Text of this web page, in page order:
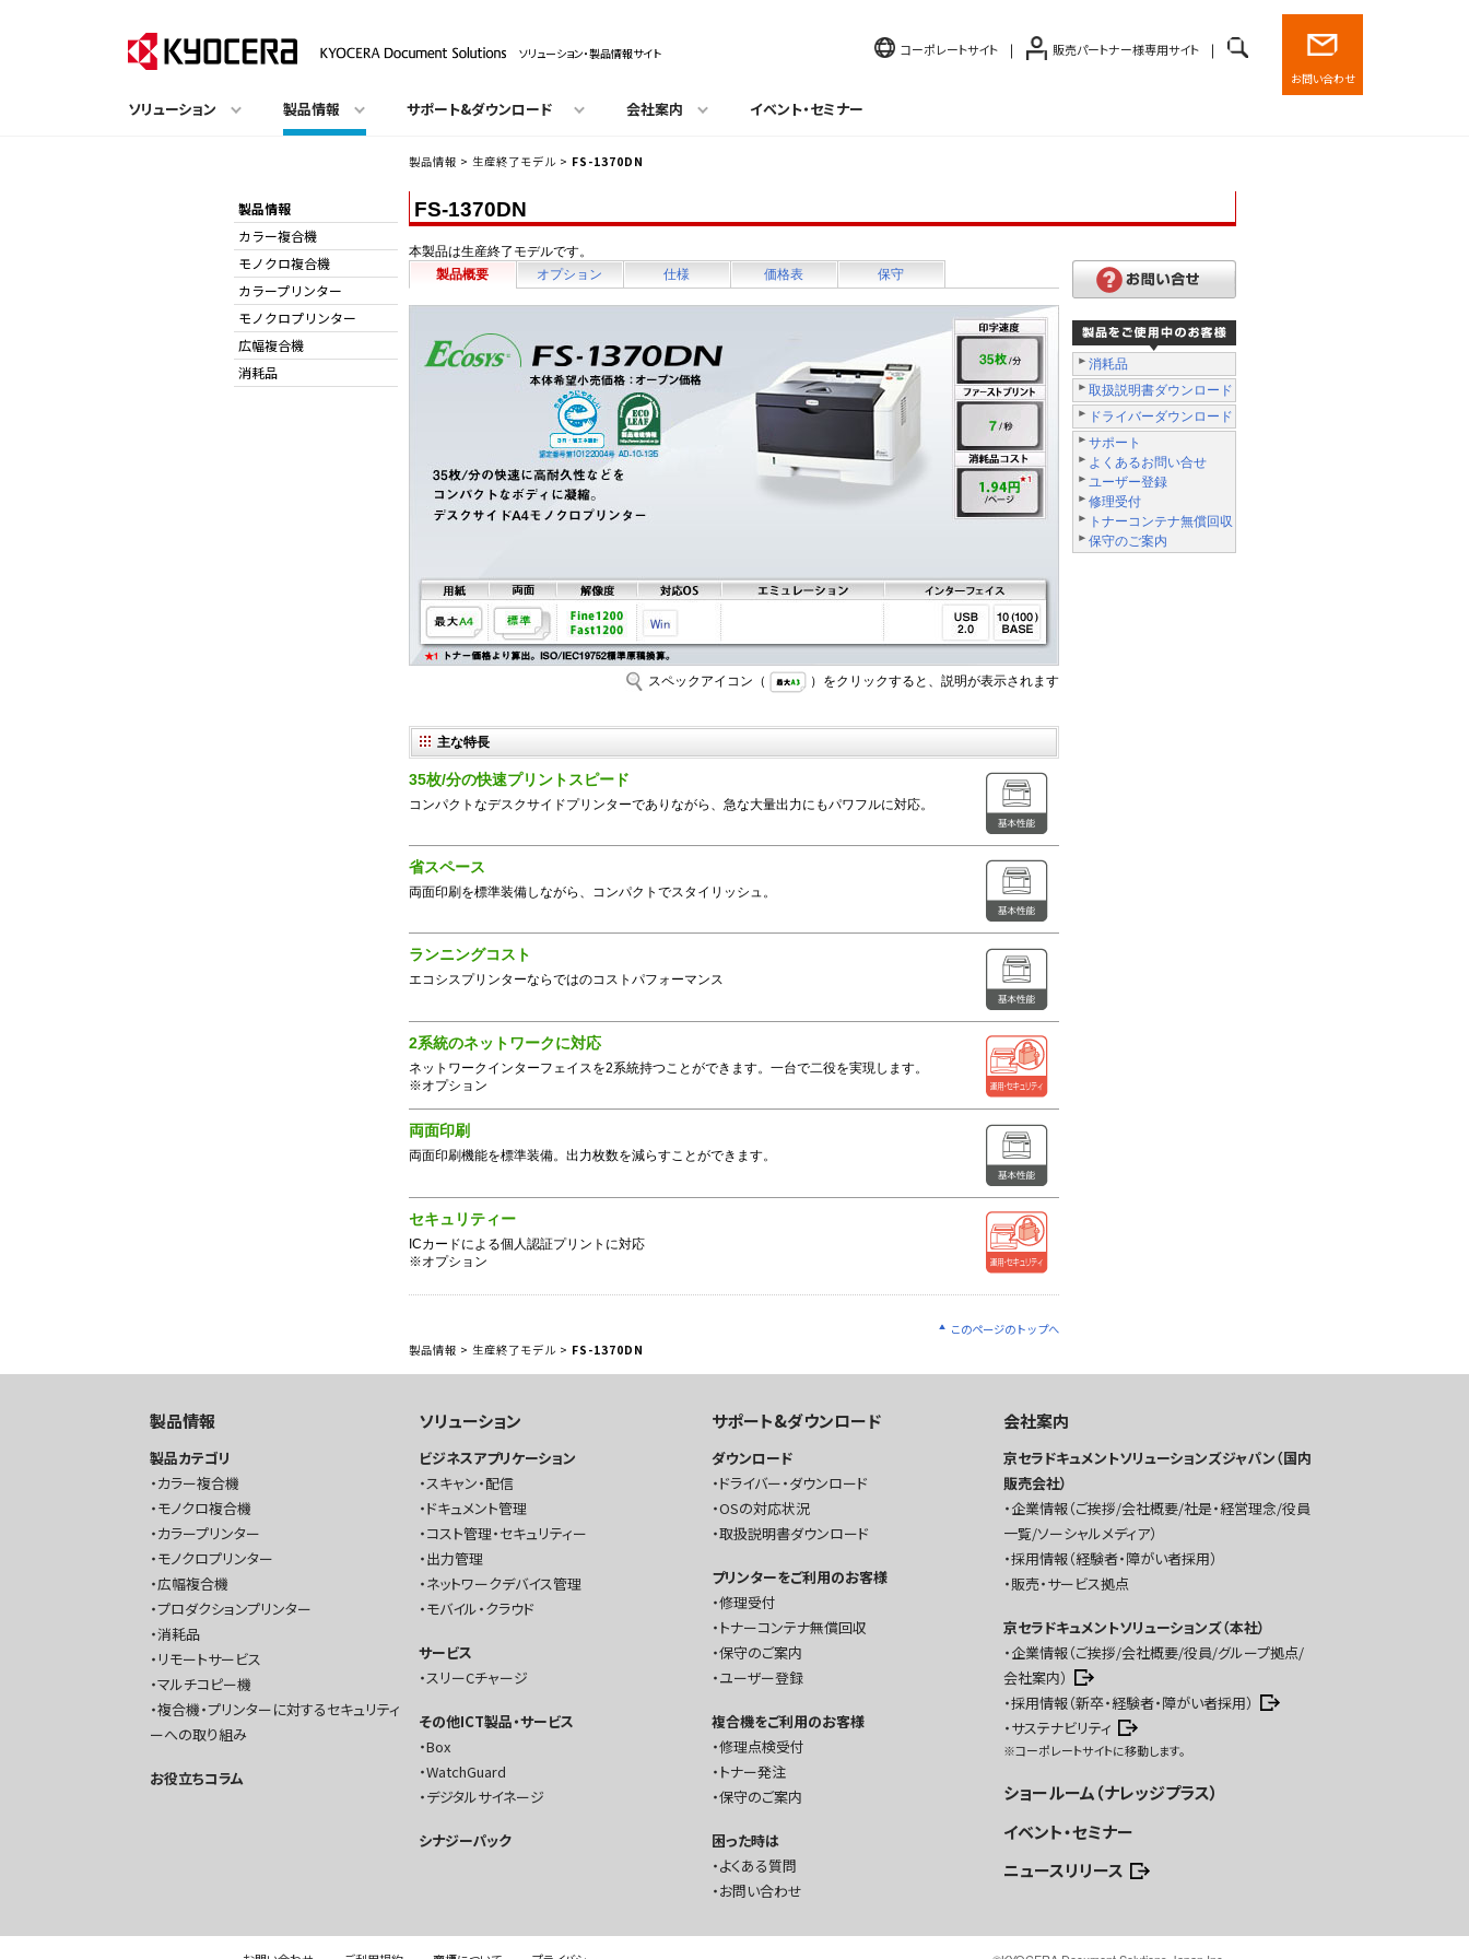
ソリューション・製品情報サイト コーポレートサイト 販売パートナー様専用サイト
お問い合わせ
ソリューション 製品情報 サポート&ダウンロード 会社案内 イベント・セミナー
製品情報 > 生産終了モデル > FS-1370DN
FS-1370DN
本製品は生産終了モデルです。
製品概要
オプション 仕様 価格表 保守
スペックアイコン（ ）をクリックすると、説明が表示されます
主な特長
35枚/分の快速プリントスピード
コンパクトなデスクサイドプリンターでありながら、急な大量出力にもパワフルに対応。
省スペース
両面印刷を標準装備しながら、コンパクトでスタイリッシュ。
ランニングコスト
エコシスプリンターならではのコストパフォーマンス
2系統のネットワークに対応
ネットワークインターフェイスを2系統持つことができます。一台で二役を実現します。
※オプション
両面印刷
両面印刷機能を標準装備。出力枚数を減らすことができます。
セキュリティー
ICカードによる個人認証プリントに対応
※オプション
消耗品
取扱説明書ダウンロード
ドライバーダウンロード
サポート
よくあるお問い合せ
ユーザー登録
修理受付
トナーコンテナ無償回収
保守のご案内
製品情報
カラー複合機
モノクロ複合機
カラープリンター
モノクロプリンター
広幅複合機
消耗品
このページのトップへ
製品情報 > 生産終了モデル > FS-1370DN
製品情報
製品カテゴリ
カラー複合機
モノクロ複合機
カラープリンター
モノクロプリンター
広幅複合機
プロダクションプリンター
消耗品
リモートサービス
マルチコピー機
複合機・プリンターに対するセキュリティ
ーへの取り組み
お役立ちコラム
ソリューション
ビジネスアプリケーション
スキャン・配信
ドキュメント管理
コスト管理・セキュリティー
出力管理
ネットワークデバイス管理
モバイル・クラウド
サービス
スリーCチャージ
その他ICT製品・サービス
Box
WatchGuard
デジタルサイネージ
シナジーパック
サポート&ダウンロード
ダウンロード
ドライバー・ダウンロード
OSの対応状況
取扱説明書ダウンロード
プリンターをご利用のお客様
修理受付
トナーコンテナ無償回収
保守のご案内
ユーザー登録
複合機をご利用のお客様
修理点検受付
トナー発注
保守のご案内
困った時は
よくある質問
お問い合わせ
会社案内
京セラドキュメントソリューションズジャパン（国内
販売会社）
企業情報（ご挨拶/会社概要/社是・経営理念/役員
一覧/ソーシャルメディア）
採用情報（経験者・障がい者採用）
販売・サービス拠点
京セラドキュメントソリューションズ（本社）
企業情報（ご挨拶/会社概要/役員/グループ拠点/
会社案内）
採用情報（新卒・経験者・障がい者採用）
サステナビリティ
※コーポレートサイトに移動します。
ショールーム（ナレッジプラス）
イベント・セミナー
ニュースリリース